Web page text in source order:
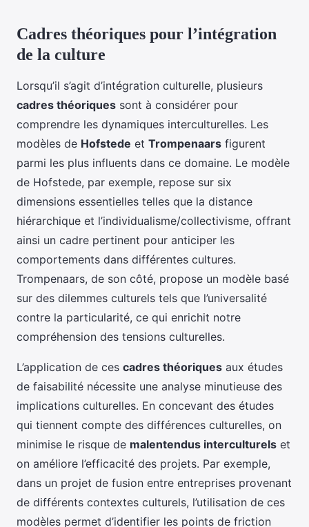
Cadres théoriques pour l’intégration
de la culture
Lorsqu’il s’agit d’intégration culturelle, plusieurs
cadres théoriques sont à considérer pour
comprendre les dynamiques interculturelles. Les
modèles de Hofstede et Trompenaars figurent
parmi les plus influents dans ce domaine. Le modèle
de Hofstede, par exemple, repose sur six
dimensions essentielles telles que la distance
hiérarchique et l’individualisme/collectivisme, offrant
ainsi un cadre pertinent pour anticiper les
comportements dans différentes cultures.
Trompenaars, de son côté, propose un modèle basé
sur des dilemmes culturels tels que l’universalité
contre la particularité, ce qui enrichit notre
compréhension des tensions culturelles.
L’application de ces cadres théoriques aux études
de faisabilité nécessite une analyse minutieuse des
implications culturelles. En concevant des études
qui tiennent compte des différences culturelles, on
minimise le risque de malentendus interculturels et
on améliore l’efficacité des projets. Par exemple,
dans un projet de fusion entre entreprises provenant
de différents contextes culturels, l’utilisation de ces
modèles permet d’identifier les points de friction